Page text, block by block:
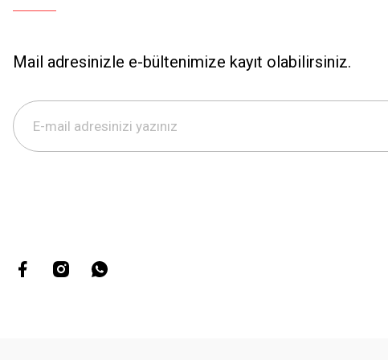
Mail adresinizle e-bültenimize kayıt olabilirsiniz.